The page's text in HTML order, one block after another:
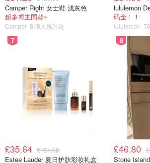
Camper Right 女士鞋 浅灰色
超多博主同款~
Camper 818人感兴趣
码全！！
lululemon
7
£35.64 £151.00
Estee Lauder 夏日护肤彩妆礼盒
8
£46.80
Stone